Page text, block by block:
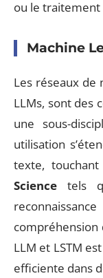
ou le
Machine
Les réseaux de
LLMs, sont des
une sous-
utilisation
texte,
Science tels
compréhension
LLM et LSTM
efficiente dans